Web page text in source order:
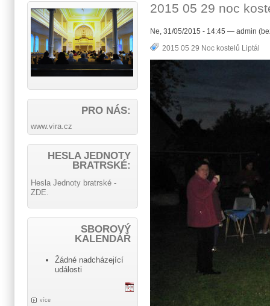
2015 05 29 noc
Ne, 31/05/2015 - 14:45 — admin
2015 05 29 Noc kostelů Liptál
PRO NÁS:
www.vira.cz
HESLA JEDNOTY
BRATRSKÉ:
Hesla Jednoty bratrské -
ZDE.
SBOROVÝ
KALENDÁŘ
Žádné nadcházející
události
více